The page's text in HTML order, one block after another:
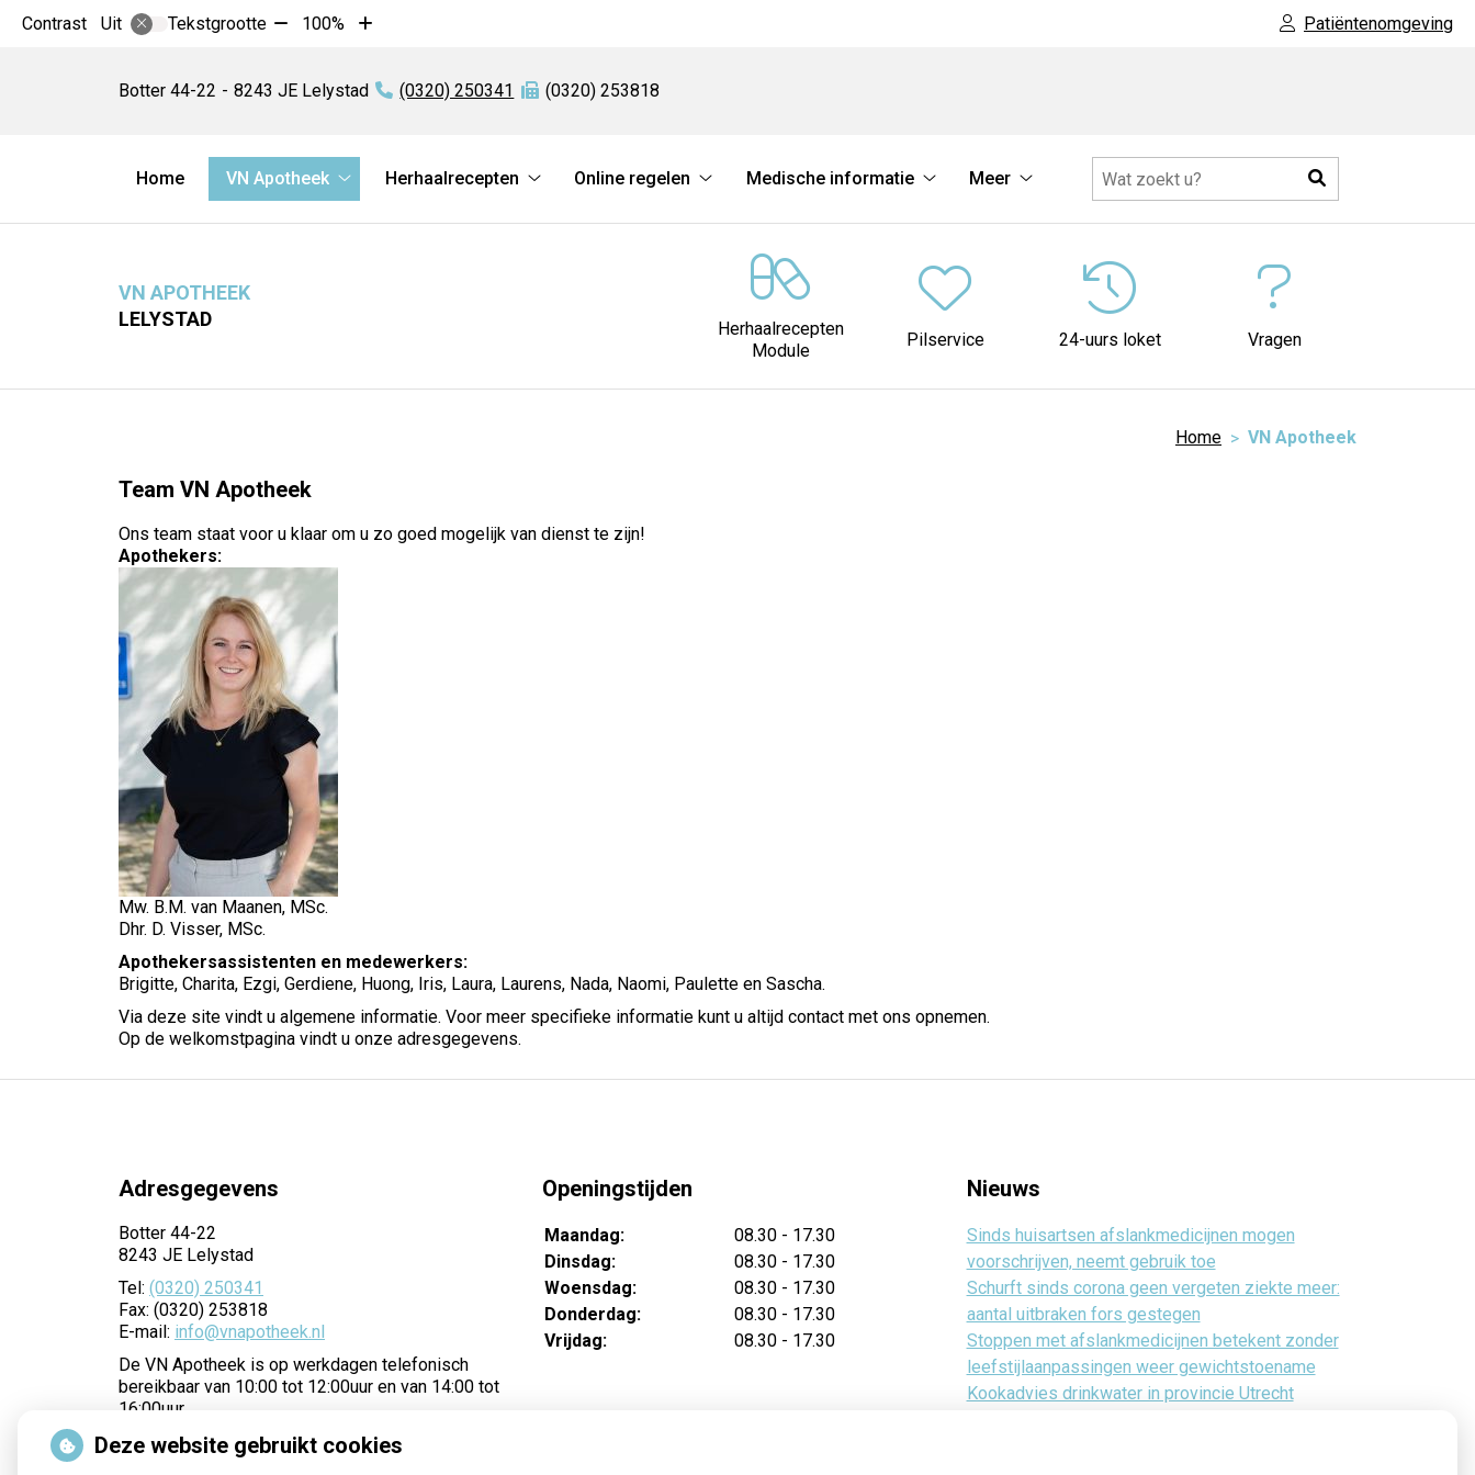
Contrast Uit Tekstgrootte Tekst
10%
100%
Tekst
10%
Patiëntenomgeving
Botter 44-22 8243 JE Lelystad Tel:
(0320) 250341 Fax:
(0320) 253818
Hoofdmenu
Home
VN Apotheek
VN
Apotheek
Herhaalrecepten
submenu
Online regelen
regelen
submenu
Medische informatie
informatie
Meer
submenu
Zoeken
VN APOTHEEK
LELYSTAD
Herhaalrecepten
Module
Pilservice 24-uurs loket Vragen
Home VN Apotheek
Team VN Apotheek
Ons team staat voor u klaar om u zo goed mogelijk van dienst te zijn!
Apothekers:
Mw. B.M. van Maanen, MSc.
Dhr. D. Visser, MSc.
Apothekersassistenten en medewerkers:
Brigitte, Charita, Ezgi, Gerdiene, Huong, Iris, Laura, Laurens, Nada, Naomi, Paulette en Sascha.
Via deze site vindt u algemene informatie. Voor meer specifieke informatie kunt u altijd contact met ons opnemen.
Op de welkomstpagina vindt u onze adresgegevens.
Adresgegevens
Botter 44-22
8243 JE Lelystad
Tel: (0320) 250341
Fax: (0320) 253818
E-mail: info@vnapotheek.nl
De VN Apotheek is op werkdagen telefonisch
bereikbaar van 10:00 tot 12:00uur en van 14:00 tot
16:00uur.
Openingstijden
Maandag:
08.30 - 17.30
Dinsdag:
08.30 - 17.30
Woensdag:
08.30 - 17.30
Donderdag:
08.30 - 17.30
Vrijdag:
08.30 - 17.30
Nieuws
Sinds huisartsen afslankmedicijnen mogen
voorschrijven, neemt gebruik toe
Schurft sinds corona geen vergeten ziekte meer:
aantal uitbraken fors gestegen
Stoppen met afslankmedicijnen betekent zonder
leefstijlaanpassingen weer gewichtstoename
Kookadvies drinkwater in provincie Utrecht
Deze website gebruikt cookies